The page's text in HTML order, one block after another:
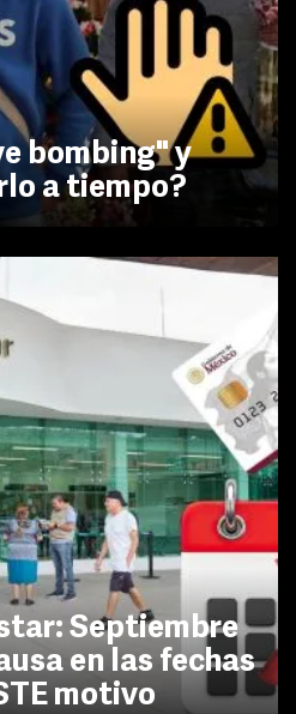
bombing" y
a tiempo?
Septiembre
en las fechas
motivo